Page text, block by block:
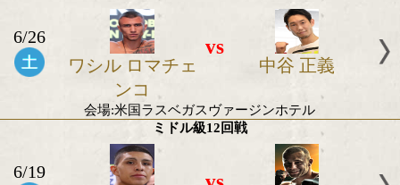
6/12
シャクール ステ
ィーブンソン
vs
ジェレミア
会場:米国ネバダ州ラスベガス
WBA世界ヘビー級 暫定タイトルマッチ